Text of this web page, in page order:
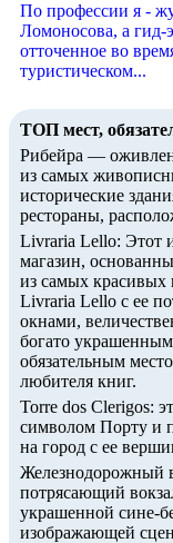
ТОП мест,
Рибейра —
из самых
исторические
рестораны,
Livraria Lello: Этот
магазин,
из самых
Livraria Lello с ее
окнами,
богато украшенным
обязательным
любителя книг.
Torre dos Clerigos:
символом Порту и
на город с ее
Железнодорожный
потрясающий
украшенной сине-
изображающей
По профессии я -
Ломоносова, а гид-
отточенное во
туристическом...